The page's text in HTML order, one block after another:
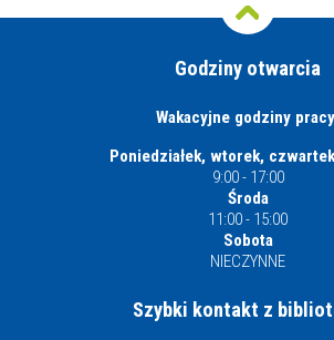
Godziny otwarcia
Wakacyjne godziny
Poniedziałek, wtorek,
9:00 - 17:00
Środa
11:00 - 15:00
Sobota
NIECZYNNE
Szybki kontakt z